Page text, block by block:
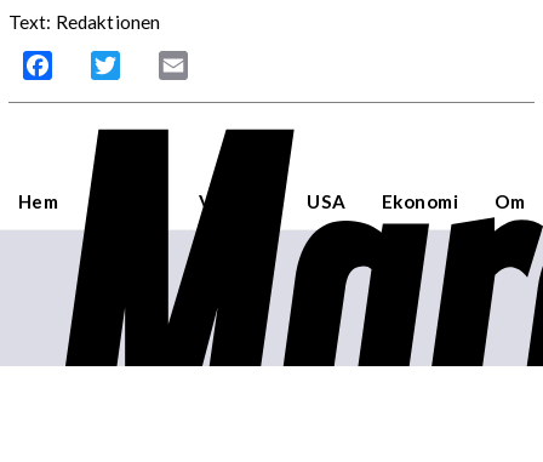
Text: Redaktionen
Facebook Twitter
Hem Världen USA Ekonomi Om